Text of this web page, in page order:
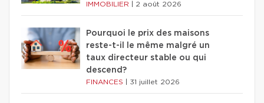
IMMOBILIER 2 août 2026
Pourquoi le prix des maisons
reste-t-il le même malgré un
taux directeur stable ou qui
descend?
FINANCES 31 juillet 2026